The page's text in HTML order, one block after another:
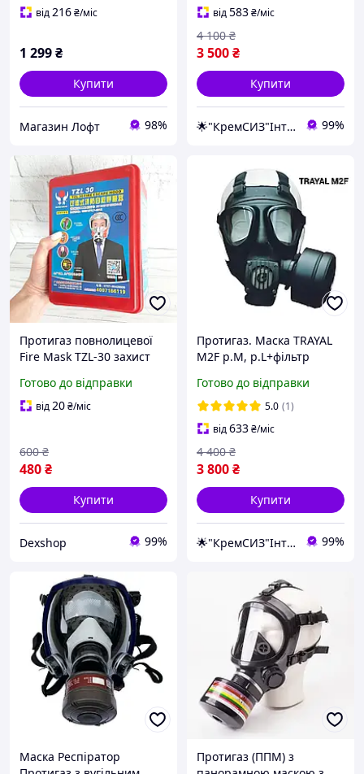
від216₴/міс
1 299₴
Купити
Магазин Лофт 98%
від583₴/міс
3 500₴
4 100 ₴
Купити
🌟"КремСИЗ"Інтернет-магазин 99%
Протигаз повнолицевої
Fire Mask TZL-30 захист
протипожежна маска pro
Готово до відправки
від20₴/міс
480₴
600 ₴
Купити
Dexshop 99%
Протигаз. Маска TRAYAL
М2F р.М, р.L+фільтр
Готово до відправки
5.0 (1)
від633₴/міс
3 800₴
4 400 ₴
Купити
🌟"КремСИЗ"Інтернет-магазин 99%
Маска Респіратор
Протигаз (ППМ) з